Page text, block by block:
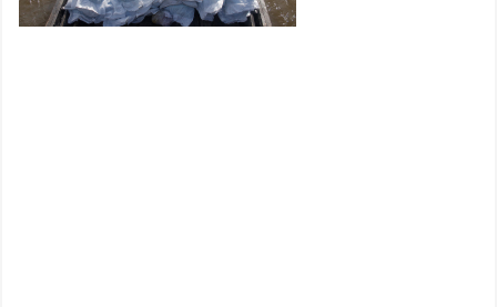
এবং একটি বিশ্লেষণ